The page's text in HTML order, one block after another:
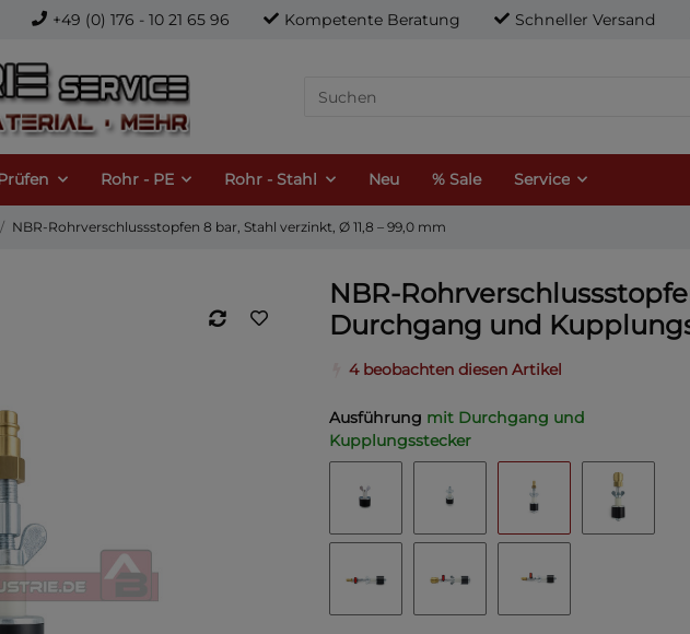
+49 (0) 176 - 10 21 65 96 Kompetente Beratung Schneller Versand
Rohr - PE Rohr - Stahl Neu % Sale Service
NBR-Rohrverschlussstopfen 8 bar, Stahl verzinkt, Ø 11,8 – 99,0 mm
NBR-
Durchgang und
4 beobachten diesen Artikel
Ausführung mit Durchgang und
Kupplungsstecker